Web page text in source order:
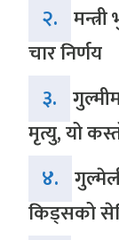
२.
चार निर्णय
३.
मृत्यु, यो
४.
किड्सको